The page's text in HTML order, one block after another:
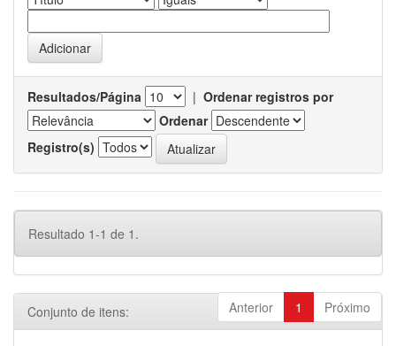
Resultados/Página | Ordenar registros por
Ordenar
Registro(s)
Resultado 1-1 de 1.
Anterior 1 Próximo
Conjunto de itens: